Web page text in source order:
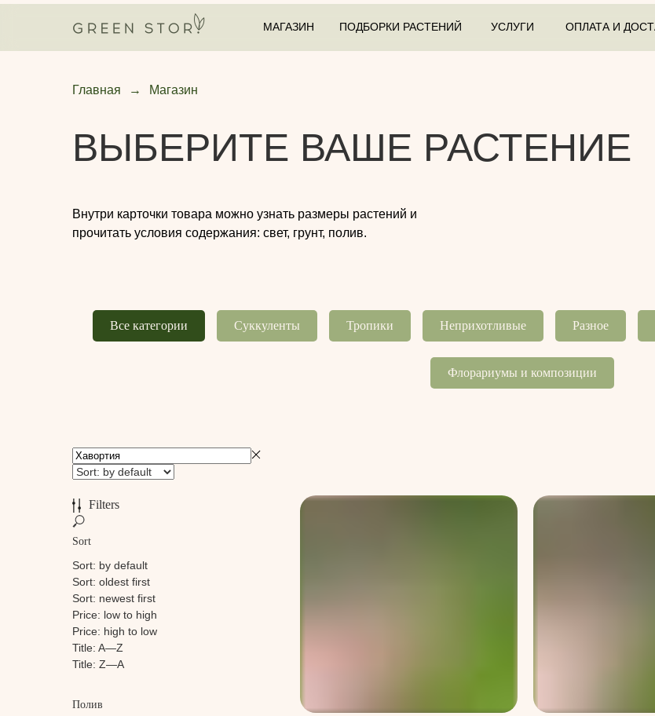
МАГАЗИН УСЛУГИ ОПЛАТА И
ПОДБОРКИ РАСТЕНИЙ
Главная → Магазин
ВЫБЕРИТЕ ВАШЕ РАСТЕНИЕ
Внутри карточки товара можно узнать размеры растений и
прочитать условия содержания: свет, грунт, полив.
Все категории Суккуленты Тропики Неприхотливые Разное
Флорариумы и композиции
Filters
Sort
Sort: by default
Sort: oldest first
Sort: newest first
Price: low to high
Price: high to low
Title: A—Z
Title: Z—A
Полив